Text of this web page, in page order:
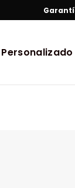
Personalizado